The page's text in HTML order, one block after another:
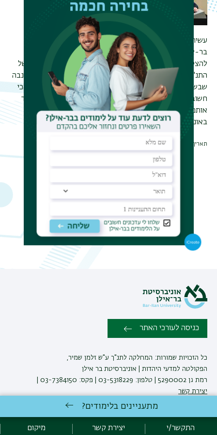
עשיתי תואר שלישי (דוקטורט) במחלקה לתנ"ך באוניברסיטת
בר-אילן בהנחיית פרופסור יוסף עופר. במהלך הלימודים זכיתי
להצטרף לפרופסור עופר בבדיקה של המצחפים הכי חשובים של
התנ"ך, כולל כתר ארם צובה במוזיאון ישראל וקודקס ששון בג'נבה
שבשווייץ. אלה היו חוויות בלתי נשכחות, לשבת עם כתבי היד הכי
חשובים של התנ"ך, ממש באינטימיות, שנתנו לי אפשרות ללמוד
אותם ברמה שאי אפשר להגיע אליה באמצעות צילומים. רק
באוניברסיטת בר-אילן!
תאריך עדכון אחרון : 13/03/2024
כניסה לעורכי האתר
כל הזכויות שמורות: המחלקה לתנ"ך ע"ש זלמן שמיר,
הפקולטה למדעי היהדות | אוניברסיטת בר אילן
רמת גן 5290002 | טלפון: 03-5318229 | פקס: 03-7384150 |
יצירת קשר
פיתוח:אגף תקשוב, אוניברסיטת בר-אילן
מתעניינים בלימודים?
התקשר/י יצירת קשר מיקום